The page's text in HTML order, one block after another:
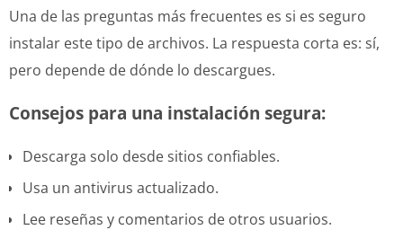
Una de las preguntas más frecuentes es si es seguro
instalar este tipo de archivos. La respuesta corta es: sí,
pero depende de dónde lo descargues.
Consejos para una instalación segura:
Descarga solo desde sitios confiables.
Usa un antivirus actualizado.
Lee reseñas y comentarios de otros usuarios.